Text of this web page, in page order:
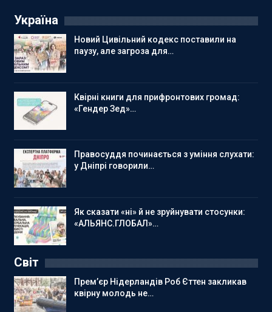
Україна
Новий Цивільний кодекс поставили на
паузу, але загроза для…
Квірні книги для прифронтових громад:
«Гендер Зед»…
Правосуддя починається з уміння слухати:
у Дніпрі говорили…
Як сказати «ні» й не зруйнувати стосунки:
«АЛЬЯНС.ГЛОБАЛ»…
Світ
Прем’єр Нідерландів Роб Єттен закликав
квірну молодь не…